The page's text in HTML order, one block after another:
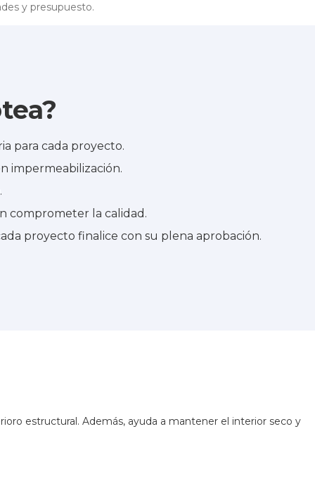
y presupuesto.
para cada proyecto.
impermeabilización.
comprometer la calidad.
proyecto finalice con su plena aprobación.
estructural. Además, ayuda a mantener el interior seco y